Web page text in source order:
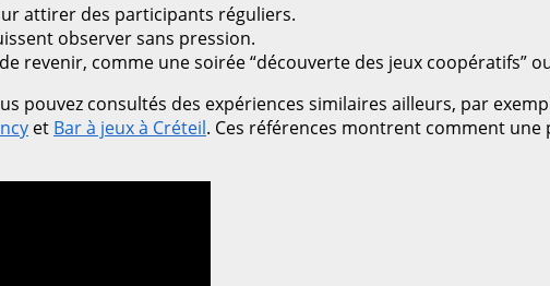
attirer des participants réguliers.
observer sans pression.
revenir, comme une soirée “découverte des jeux coopératifs”
consultés des expériences similaires ailleurs, par
et Bar à jeux à Créteil. Ces références montrent comment